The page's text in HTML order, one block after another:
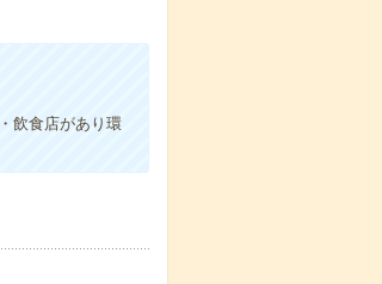
飲食店があり環